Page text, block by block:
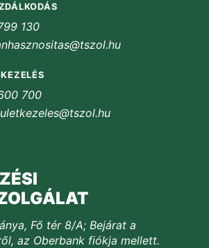
130
700
Fő tér 8/A; Bejárat a
az Oberbank fiókja mellett.